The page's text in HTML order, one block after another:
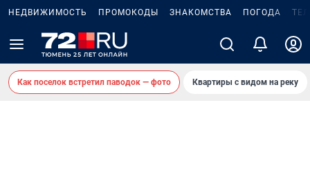
НЕДВИЖИМОСТЬ ПРОМОКОДЫ ЗНАКОМСТВА ПОГОДА
Как поселок встретил паводок — фото Квартиры с видом на реку